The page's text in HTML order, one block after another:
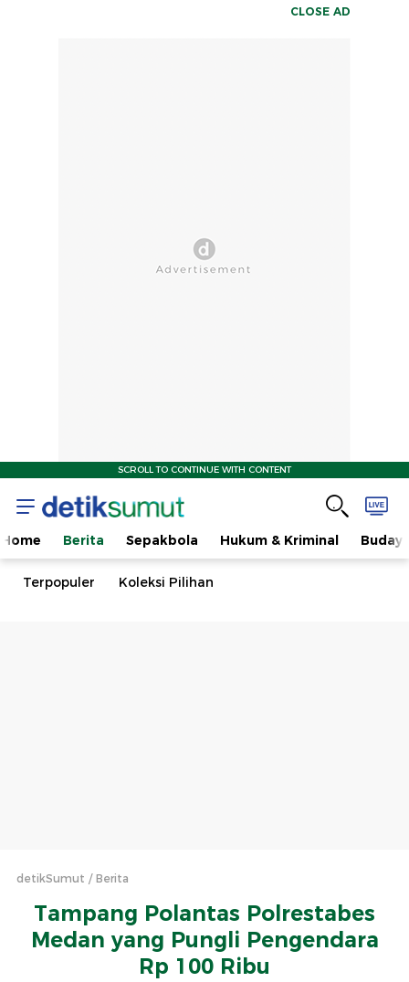
CLOSE AD
SCROLL TO CONTINUE WITH CONTENT
Home Berita Sepakbola Hukum & Kriminal
Terpopuler Koleksi Pilihan
detikSumut Berita
Tampang Polantas Polrestabes
Medan yang Pungli Pengendara
Rp 100 Ribu